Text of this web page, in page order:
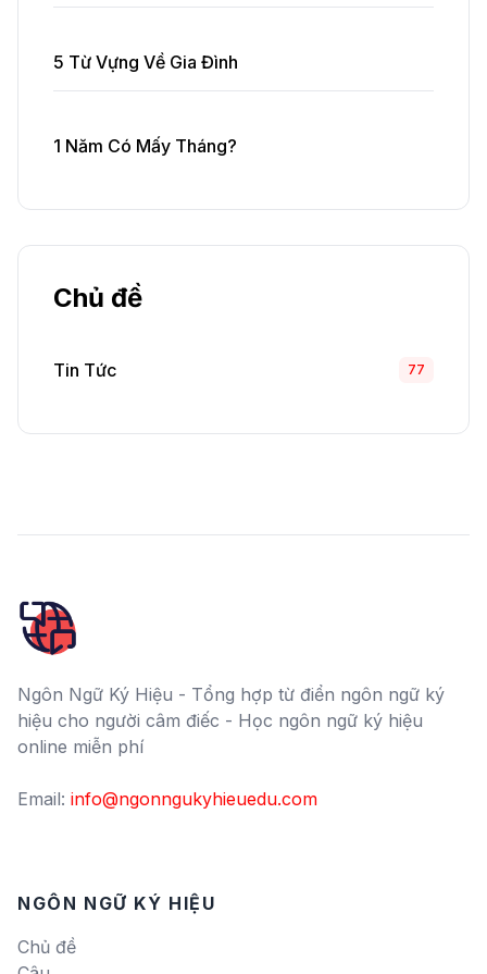
5 Từ Vựng Về Gia Đình
1 Năm Có Mấy Tháng?
Chủ đề
Tin Tức 77
Ngôn Ngữ Ký Hiệu - Tổng hợp từ điển ngôn ngữ ký
hiệu cho người câm điếc - Học ngôn ngữ ký hiệu
online miễn phí
Email: info@ngonngukyhieuedu.com
NGÔN NGỮ KÝ HIỆU
Chủ đề